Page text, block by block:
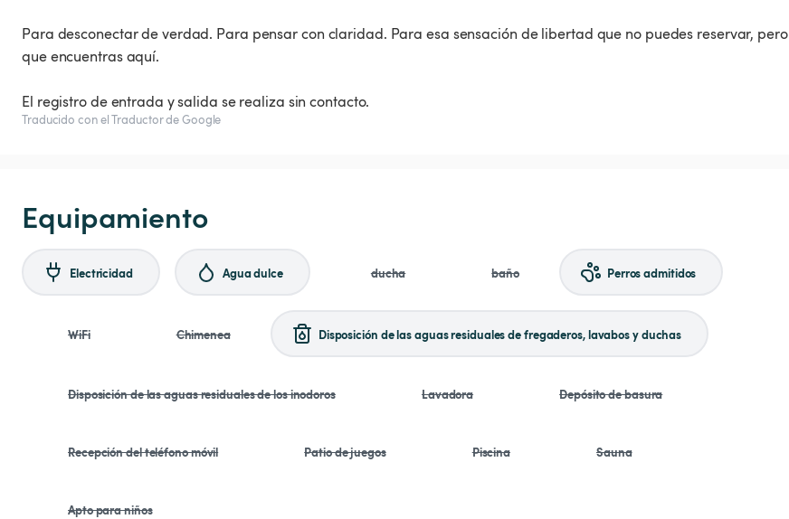
Para desconectar de verdad. Para pensar con claridad. Para esa sensación de libertad que no puedes reservar, pero
que encuentras aquí.
El registro de entrada y salida se realiza sin contacto.
Traducido con el Traductor de Google
Equipamiento
Electricidad Agua dulce ducha baño Perros admitidos
WiFi Chimenea Disposición de las aguas residuales de fregaderos, lavabos y duchas
Disposición de las aguas residuales de los inodoros Lavadora Depósito de basura
Recepción del teléfono móvil Patio de juegos Piscina Sauna
Apto para niños